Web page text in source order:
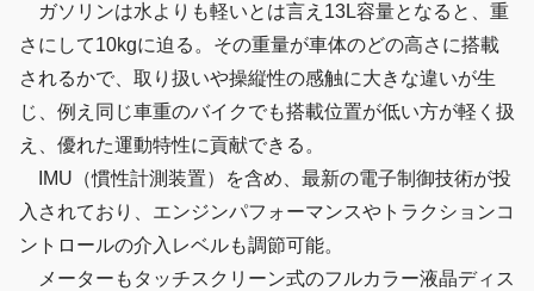
ガソリンは水よりも軽いとは言え13L容量となると、重
さにして10kgに迫る。その重量が車体のどの高さに搭載
されるかで、取り扱いや操縦性の感触に大きな違いが生
じ、例え同じ車重のバイクでも搭載位置が低い方が軽く扱
え、優れた運動特性に貢献できる。
IMU（慣性計測装置）を含め、最新の電子制御技術が投
入されており、エンジンパフォーマンスやトラクションコ
ントロールの介入レベルも調節可能。
メーターもタッチスクリーン式のフルカラー液晶ディス